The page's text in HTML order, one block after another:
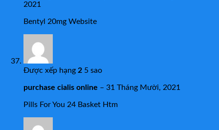
2021
Bentyl 20mg Website
Được xếp hạng 2 5 sao
purchase cialis online – 31 Tháng Mười, 2021
Pills For You 24 Basket Htm